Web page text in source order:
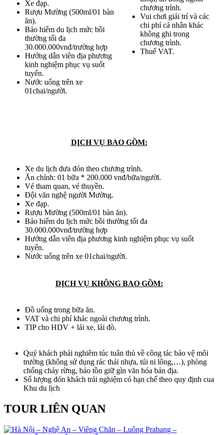
Xe đạp.
Rượu Mường (500ml/01 bàn
ăn).
Bảo hiểm du lịch mức bồi
thường tối đa
30.000.000vnđ/trường hợp
Hướng dẫn viên địa phương
kinh nghiệm phục vụ suốt
tuyến.
Nước uống trên xe
01chai/người.
chương trình.
Vui chơi giải trí và các
chi phí cá nhân khác
không ghi trong
chương trình.
Thuế VAT.
DỊCH VỤ BAO GỒM:
Xe du lịch đưa đón theo chương trình.
Ăn chính: 01 bữa * 200.000 vnđ/bữa/người.
Vé tham quan, vé thuyền.
Đội văn nghệ người Mường.
Xe đạp.
Rượu Mường (500ml/01 bàn ăn).
Bảo hiểm du lịch mức bồi thường tối đa
30.000.000vnđ/trường hợp
Hướng dẫn viên địa phương kinh nghiệm phục vụ suốt
tuyến.
Nước uống trên xe 01chai/người.
DỊCH VỤ KHÔNG BAO GỒM:
Đồ uống trong bữa ăn.
VAT và chi phí khác ngoài chương trình.
TIP cho HDV + lái xe, lái đò.
Quý khách phải nghiêm túc tuân thủ về công tác bảo vệ môi
trường (không sử dụng rác thải nhựa, túi ni lông,…), phòng
chống cháy rừng, bảo tồn giữ gìn văn hóa bản địa.
Số lượng đón khách trải nghiệm có hạn chế theo quy định cua
Khu du lịch
TOUR LIÊN QUAN